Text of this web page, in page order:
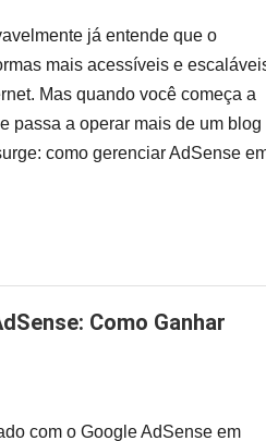
já entende que o
mais acessíveis e
Mas quando você começa a
passa a operar mais de um blog
como gerenciar AdSense
com o Google AdSense em